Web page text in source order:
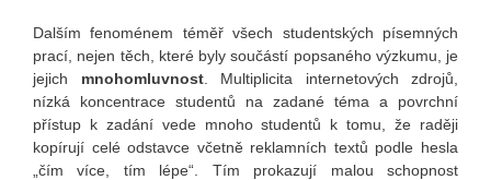
Dalším fenoménem téměř všech studentských písemných
prací, nejen těch, které byly součástí popsaného výzkumu, je
jejich mnohomluvnost. Multiplicita internetových zdrojů,
nízká koncentrace studentů na zadané téma a povrchní
přístup k zadání vede mnoho studentů k tomu, že raději
kopírují celé odstavce včetně reklamních textů podle hesla
„čím více, tím lépe“. Tím prokazují malou schopnost